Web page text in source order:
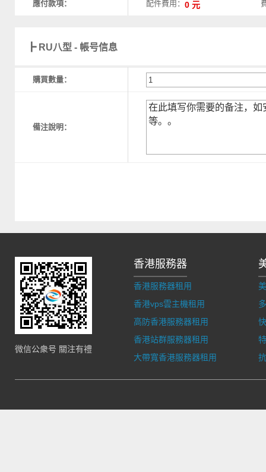
應付款項： 配件費用：
┣ RU八型 - 帳号信息
購買數量：
備注說明：
微信公衆号 關注有禮
香港服務器
香港服務器租用
香港vps雲主機租用
高防香港服務器租用
香港站群服務器租用
大帶寬香港服務器租用